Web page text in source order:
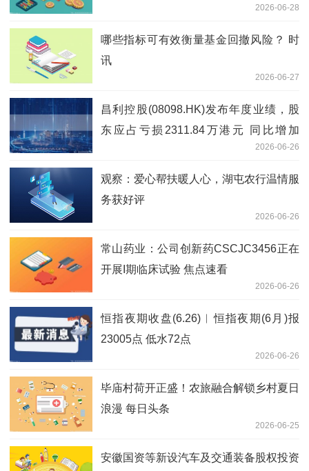
2026-06-28
哪些指标可有效衡量基金回撤风险？ 时
讯
2026-06-27
昌利控股(08098.HK)发布年度业绩，股
东应占亏损2311.84万港元 同比增加
2026-06-26
观察：爱心帮扶暖人心，湖屯农行温情服
务获好评
2026-06-26
常山药业：公司创新药CSCJC3456正在
开展I期临床试验 焦点速看
2026-06-26
恒指夜期收盘(6.26)︱恒指夜期(6月)报
23005点 低水72点
2026-06-26
毕庙村荷开正盛！农旅融合解锁乡村夏日
浪漫 每日头条
2026-06-25
安徽国资等新设汽车及交通装备股权投资